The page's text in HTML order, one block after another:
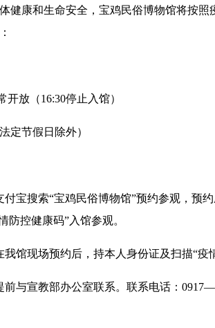
健康和生命安全，宝鸡民俗博物馆将按
开放（16:30停止入馆）
定节假日除外）
付宝搜索“宝鸡民俗博物馆”预约参观，预
防控健康码”入馆参观。
我馆现场预约后，持本人身份证及扫描“疫
前与宣教部办公室联系。联系电话：